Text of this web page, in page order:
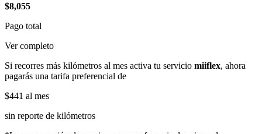
$8,055
Pago total
Ver completo
Si recorres más kilómetros al mes activa tu servicio miiflex, ahora
pagarás una tarifa preferencial de
$441 al mes
sin reporte de kilómetros